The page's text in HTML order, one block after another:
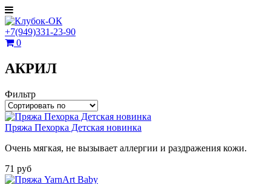
+7(949)331-23-90
0
АКРИЛ
Фильтр
Пряжа Пехорка Детская новинка
Очень мягкая, не вызывает аллергии и раздражения кожи.
71 руб